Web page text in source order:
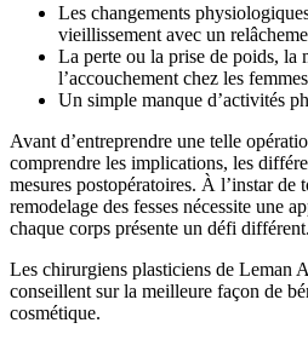
Les changements
vieillissement avec un
La perte ou la prise de poids, la
l’accouchement chez les femmes
Un simple manque d’activités
Avant d’entreprendre une telle
comprendre les implications, les
mesures postopératoires. À l’instar de
remodelage des fesses nécessite une
chaque corps présente un défi différent.
Les chirurgiens plasticiens de Leman
conseillent sur la meilleure façon de
cosmétique.